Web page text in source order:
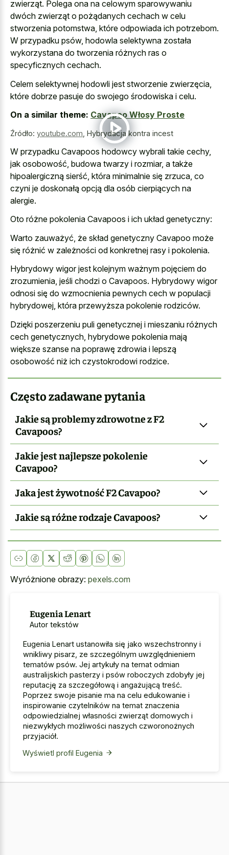
zwierząt. Polega ona na celowym sparowywaniu
dwóch zwierząt o pożądanych cechach w celu
stworzenia potomstwa, które odpowiada ich potrzebom.
W przypadku psów, hodowla selektywna została
wykorzystana do tworzenia różnych ras o
specyficznych cechach.
Celem selektywnej hodowli jest stworzenie zwierzęcia,
które dobrze pasuje do swojego środowiska i celu.
On a similar theme: Cavapoo Włosy Proste
Źródło: youtube.com Hybrydacja kontra incest
W przypadku Cavapoos hodowcy wybrali takie cechy,
jak osobowość, budowa twarzy i rozmiar, a także
hipoalergiczną sierść, która minimalnie się zrzuca, co
czyni je doskonałą opcją dla osób cierpiących na
alergie.
Oto różne pokolenia Cavapoos i ich układ genetyczny:
Warto zauważyć, że skład genetyczny Cavapoo może
się różnić w zależności od konkretnej rasy i pokolenia.
Hybrydowy wigor jest kolejnym ważnym pojęciem do
zrozumienia, jeśli chodzi o Cavapoos. Hybrydowy wigor
odnosi się do wzmocnienia pewnych cech w populacji
hybrydowej, która przewyższa pokolenie rodziców.
Dzięki poszerzeniu puli genetycznej i mieszaniu różnych
cech genetycznych, hybrydowe pokolenia mają
większe szanse na poprawę zdrowia i lepszą
osobowość niż ich czystokrodowi rodzice.
Często zadawane pytania
Jakie są problemy zdrowotne z F2
Cavapoos?
Jakie jest najlepsze pokolenie
Cavapoo?
Jaka jest żywotność F2 Cavapoo?
Jakie są różne rodzaje Cavapoos?
Wyróżnione obrazy: pexels.com
Eugenia Lenart
Autor tekstów
Eugenia Lenart ustanowiła się jako wszechstronny i
wnikliwy pisarz, ze szczególnym uwzględnieniem
tematów psów. Jej artykuły na temat odmian
australijskich pasterzy i psów roboczych zdobyły jej
reputację za szczegółową i angażującą treść.
Poprzez swoje pisanie ma na celu edukowanie i
inspirowanie czytelników na temat znaczenia
odpowiedzialnej własności zwierząt domowych i
niezwykłych możliwości naszych czworonożnych
przyjaciół.
Wyświetl profil Eugenia